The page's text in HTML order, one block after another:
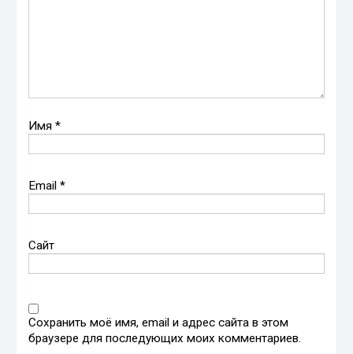
Имя*
Email*
Сайт
Сохранить моё имя, email и адрес сайта в этом
браузере для последующих моих комментариев.